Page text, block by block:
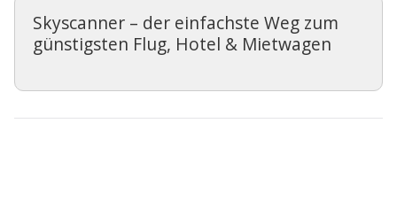
Skyscanner – der einfachste Weg zum
günstigsten Flug, Hotel & Mietwagen